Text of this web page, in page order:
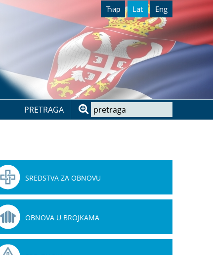
Ћир Lat Eng
PRETRAGA
SREDSTVA ZA OBNOVU
OBNOVA U BROJKAMA